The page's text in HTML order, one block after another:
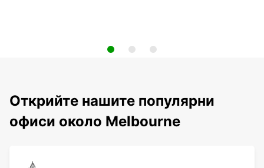
Открийте нашите популярни
офиси около Melbourne